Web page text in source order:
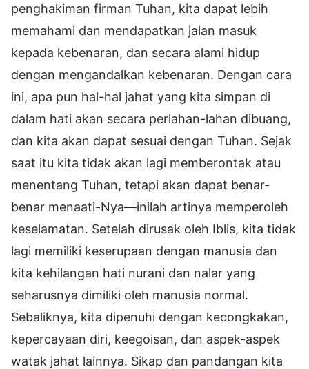
penghakiman firman Tuhan, kita dapat lebih
memahami dan mendapatkan jalan masuk
kepada kebenaran, dan secara alami hidup
dengan mengandalkan kebenaran. Dengan cara
ini, apa pun hal-hal jahat yang kita simpan di
dalam hati akan secara perlahan-lahan dibuang,
dan kita akan dapat sesuai dengan Tuhan. Sejak
saat itu kita tidak akan lagi memberontak atau
menentang Tuhan, tetapi akan dapat benar-
benar menaati-Nya—inilah artinya memperoleh
keselamatan. Setelah dirusak oleh Iblis, kita tidak
lagi memiliki keserupaan dengan manusia dan
kita kehilangan hati nurani dan nalar yang
seharusnya dimiliki oleh manusia normal.
Sebaliknya, kita dipenuhi dengan kecongkakan,
kepercayaan diri, keegoisan, dan aspek-aspek
watak jahat lainnya. Sikap dan pandangan kita